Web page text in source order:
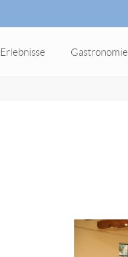
Erlebnisse Gastronomie